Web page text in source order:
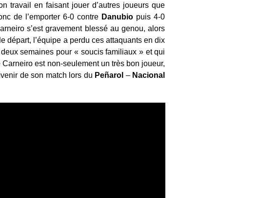
travail en faisant jouer d’autres joueurs que
de l’emporter 6-0 contre Danubio puis 4-0
s’est gravement blessé au genou, alors
départ, l’équipe a perdu ces attaquants en dix
semaines pour « soucis familiaux » et qui
est non-seulement un très bon joueur,
de son match lors du Peñarol – Nacional